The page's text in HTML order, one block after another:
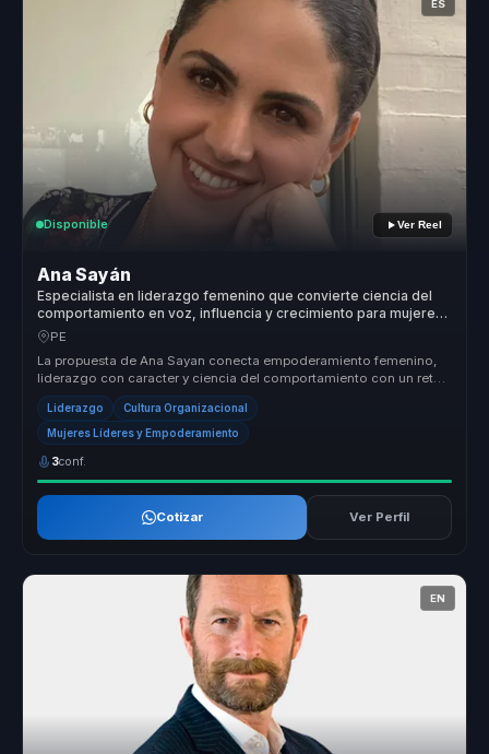
ES
Disponible Ver Reel
Ana Sayán
Especialista en liderazgo femenino que convierte ciencia del
comportamiento en voz, influencia y crecimiento para mujeres
líderes y equipos.
PE
La propuesta de Ana Sayan conecta empoderamiento femenino,
liderazgo con caracter y ciencia del comportamiento con un reto
concreto para ...
Liderazgo Cultura Organizacional
Mujeres Líderes y Empoderamiento
3conf.
Cotizar Ver Perfil
EN